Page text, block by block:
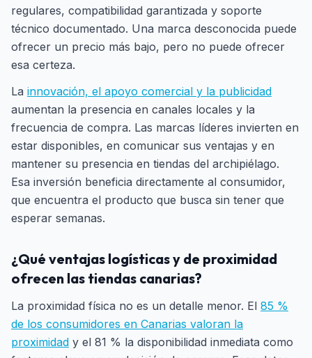
regulares, compatibilidad garantizada y soporte
técnico documentado. Una marca desconocida puede
ofrecer un precio más bajo, pero no puede ofrecer
esa certeza.
La innovación, el apoyo comercial y la publicidad
aumentan la presencia en canales locales y la
frecuencia de compra. Las marcas líderes invierten en
estar disponibles, en comunicar sus ventajas y en
mantener su presencia en tiendas del archipiélago.
Esa inversión beneficia directamente al consumidor,
que encuentra el producto que busca sin tener que
esperar semanas.
¿Qué ventajas logísticas y de proximidad
ofrecen las tiendas canarias?
La proximidad física no es un detalle menor. El 85 %
de los consumidores en Canarias valoran la
proximidad y el 81 % la disponibilidad inmediata como